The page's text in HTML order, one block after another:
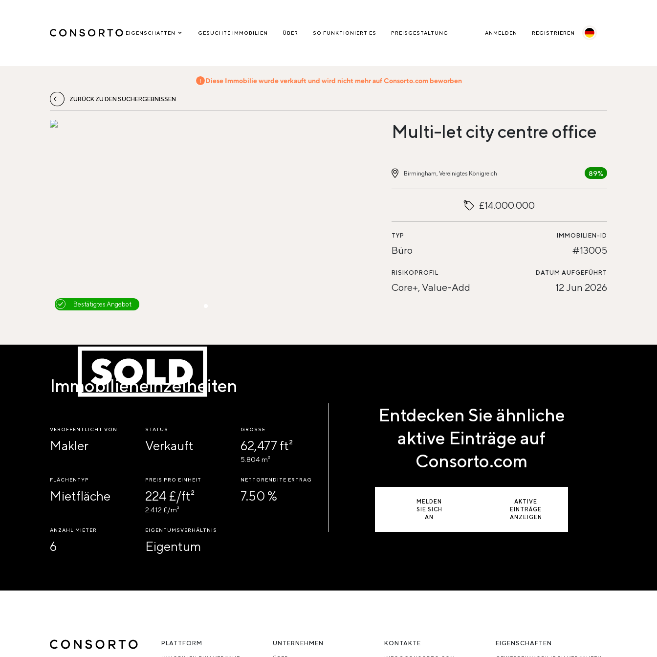
EIGENSCHAFTEN GESUCHTE IMMOBILIEN ÜBER SO FUNKTIONIERT ES PREISGESTALTUNG ANMELDEN REGISTRIEREN
Diese Immobilie wurde verkauft und wird nicht mehr auf Consorto.com beworben
ZURÜCK ZU DEN SUCHERGEBNISSEN
Bestätigtes Angebot
Multi-let city centre office
Birmingham, Vereinigtes Königreich 89%
£14.000.000
TYP
Büro
IMMOBILIEN-ID
#13005
RISIKOPROFIL
Core+, Value-Add
DATUM AUFGEFÜHRT
12 Jun 2026
Immobilieneinzelheiten
VERÖFFENTLICHT VON
Makler
STATUS
Verkauft
GRÖSSE
62,477 ft²
5.804 m²
FLÄCHENTYP
Mietfläche
PREIS PRO EINHEIT
224 £/ft²
2.412 £/m²
NETTORENDITE ERTRAG
7.50 %
ANZAHL MIETER
6
EIGENTUMSVERHÄLTNIS
Eigentum
Entdecken Sie ähnliche
aktive Einträge auf
Consorto.com
MELDEN
SIE SICH
AN
AKTIVE
EINTRÄGE
ANZEIGEN
PLATTFORM UNTERNEHMEN KONTAKTE EIGENSCHAFTEN